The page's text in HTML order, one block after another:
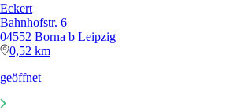
Eckert
Bahnhofstr. 6
04552 Borna b Leipzig
0,52 km
geöffnet